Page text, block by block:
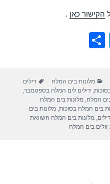
הקישור כאן .
T
gr
a
m
e
קטגוריות
מלונות בים המלח תגיות
דילים
,דילים לים המלח בספטמבר,
המלח,מלונות בים המלח
בים המלח בסוכות,מלונות בים
,מלונות בים המלח השוואת
זולים בים המלח